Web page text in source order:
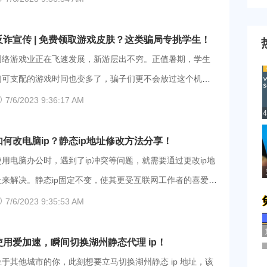
通的线路试试。 步骤如下： ①点击下面的链接就能自动
至官网的下载界面，大家可以根据自己的设备选择合适
装包，手机用户也可以直接去应用商城安装。 爱加速
起来看看吧。 1、可能是网站拥挤或者崩溃，需要
段时间维护升级后才能继续访问，大家可以多多刷新，耐
地等待一段时间。 2、可能是浏览器的拦截和兼容问题导
，建议多换几个浏览器试试，优先推荐chrome浏览器或
网线拔了重新插上试试，如果还是不行，可以试试爱加
，连接其他地区和运营商的线路。 步骤如下： ①点击下
链接就能自动跳转至官网的下载界面，我们支持
诈宣传 | 免费领取游戏皮肤？这类骗局专挑学生！
络游戏业正在飞速发展，新游层出不穷。正值暑期，学生
可支配的游戏时间也变多了，骗子们更不会放过这个机
他们利用“免费领取皮肤”来哄骗孩子们上钩，让他们一步
爱玩游戏，某天游戏交流群里有人发了一个免费领皮肤
消息，小风看到后按广告上的联系方式找到了所谓的游戏
。客服发来了一个二维码，让小风扫码后填写游戏id和自
想要的皮肤。 小风扫了码，填写了信息后却出现了一个提
钟后永久冻结，并且父母也会受到处罚。客服告诉小
，只要用父母的手机扫码，完成担保认证就可以解冻。 小
7/6/2023 9:36:17 AM
何改电脑ip？静态ip地址修改方法分享！
用电脑办公时，遇到了ip冲突等问题，就需要通过更改ip地
解决。静态ip固定不变，使其更受互联网工作者的喜爱。
来就为大家分享几种常见的修改Windows系统静态ip地址
”界面，进入“网络和Internet”，选择“网络和共享中心”。
点击左侧的“更改适配器设置”，找到你使用的网络连接方
7/6/2023 9:35:53 AM
用爱加速，瞬间切换湖州静态代理 ip！
于其他城市的你，此刻想要立马切换湖州静态 ip 地址，该